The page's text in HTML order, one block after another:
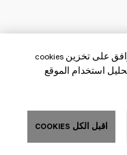
بالنقر فوق «قبول الكل Cookies»، فإنك توافق على تخزين cookies
استخدام الموقع
اقبل الكل COOKIES